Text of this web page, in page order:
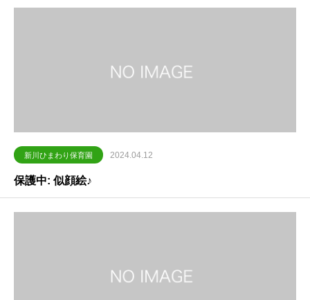
新川ひまわり保育園 2024.04.12
保護中: 似顔絵♪